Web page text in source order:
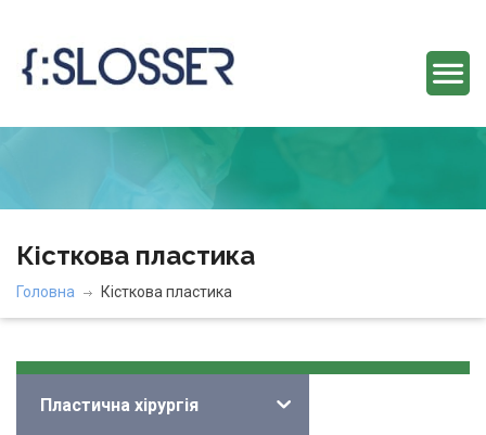
Кісткова пластика
Головна Кісткова пластика
Категорії
Пластична хірургія